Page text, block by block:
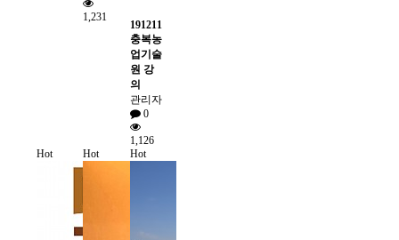
1,231
191211
충복농
업기술
원 강
의
관리자
0
1,126
Hot
Hot Hot